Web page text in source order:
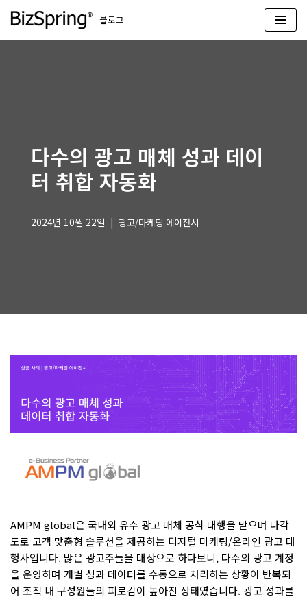
콘
블로그
다수의 광고 매체 성과 데이
터 취합 자동화
2024년 10월 22일 광고/마케팅 에이전시
AMPM global은 국내외 유수 광고 매체 공식 대행을 맡으며 다각
도로 고객 맞춤형 솔루션을 제공하는 디지털 마케팅/온라인 광고 대
행사입니다. 많은 광고주들을 대상으로 하다보니, 다수의 광고 계정
을 운영하며 개별 성과 데이터를 수동으로 처리하는 상황이 반복되
어 조직 내 구성원들의 피로감이 높아진 상태였습니다. 광고 성과를